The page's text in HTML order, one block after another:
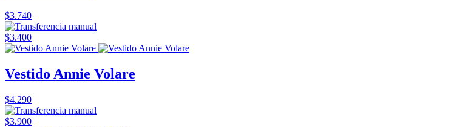
$3.740
$3.400
Vestido Annie Volare
$4.290
$3.900